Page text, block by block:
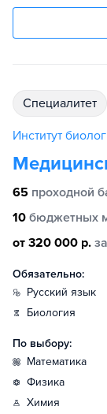
специалитет
Институт
65 проходной
10 бюджетных
от 320 000 р.
Обязательно:
русский язык
биология
По выбору:
математика
физика
химия